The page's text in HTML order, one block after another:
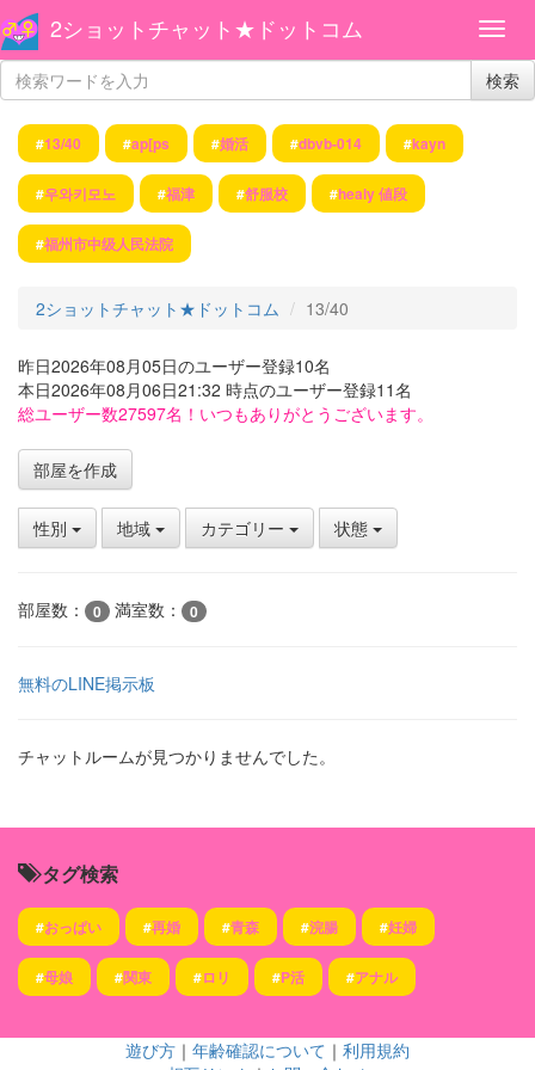
2ショットチャット★ドットコム
検索
#13/40 #ap[ps #婚活 #dbvb-014 #kayn
#우와키모노 #福津 #舒服校 #healy 値段
#福州市中级人民法院
2ショットチャット★ドットコム 13/40
昨日2026年08月05日のユーザー登録10名
本日2026年08月06日21:32 時点のユーザー登録11名
総ユーザー数27597名！いつもありがとうございます。
部屋を作成
性別 地域 カテゴリー 状態
部屋数： 0 満室数： 0
無料のLINE掲示板
チャットルームが見つかりませんでした。
タグ検索
#おっぱい #再婚 #青森 #浣腸 #妊婦
#母娘 #関東 #ロリ #P活 #アナル
遊び方 ｜ 年齢確認について ｜ 利用規約